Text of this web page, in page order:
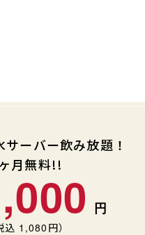
ーバー飲み放題！
月無料!!
込 1,080 円）